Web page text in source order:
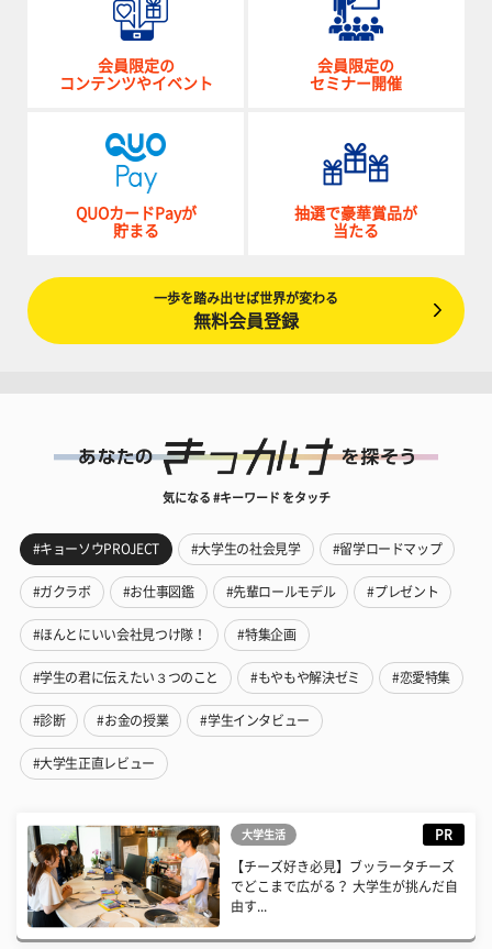
会員限定の
コンテンツやイベント
会員限定の
セミナー開催
QUOカードPayが
貯まる
抽選で豪華賞品が
当たる
一歩を踏み出せば世界が変わる
無料会員登録
気になる #キーワード をタッチ
#キョーソウPROJECT #大学生の社会見学 #留学ロードマップ
#ガクラボ #お仕事図鑑 #先輩ロールモデル #プレゼント
#ほんとにいい会社見つけ隊！ #特集企画
#学生の君に伝えたい３つのこと #もやもや解決ゼミ #恋愛特集
#診断 #お金の授業 #学生インタビュー
#大学生正直レビュー
大学生活 PR
【チーズ好き必見】ブッラータチーズ
でどこまで広がる？ 大学生が挑んだ自
由す...